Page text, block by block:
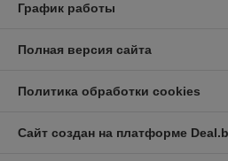
График работы
Полная версия сайта
Политика обработки cookies
Сайт создан на платформе